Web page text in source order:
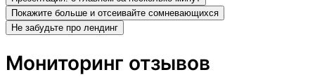
Покажите больше и отсеивайте сомневающихся
Не забудьте про лендинг
Мониторинг отзывов